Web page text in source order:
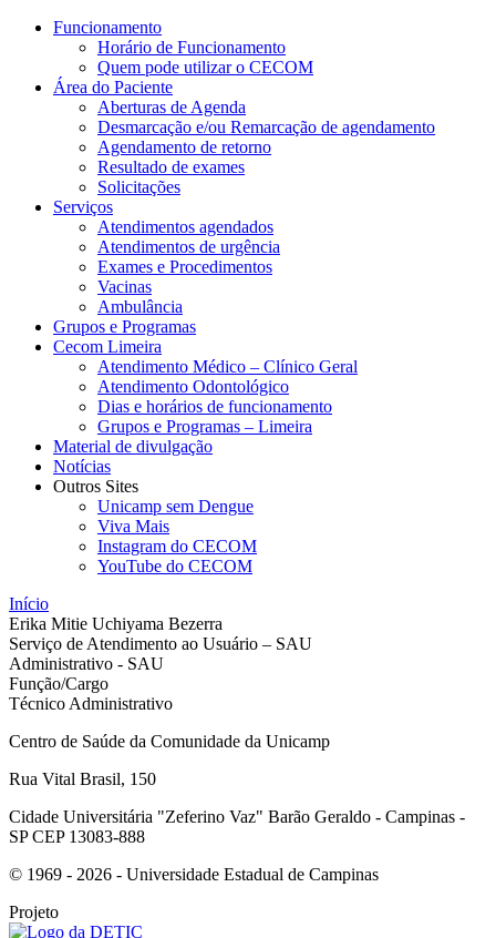
Funcionamento
Horário de Funcionamento
Quem pode utilizar o CECOM
Área do Paciente
Aberturas de Agenda
Desmarcação e/ou Remarcação de agendamento
Agendamento de retorno
Resultado de exames
Solicitações
Serviços
Atendimentos agendados
Atendimentos de urgência
Exames e Procedimentos
Vacinas
Ambulância
Grupos e Programas
Cecom Limeira
Atendimento Médico – Clínico Geral
Atendimento Odontológico
Dias e horários de funcionamento
Grupos e Programas – Limeira
Material de divulgação
Notícias
Outros Sites
Unicamp sem Dengue
Viva Mais
Instagram do CECOM
YouTube do CECOM
Início
Erika Mitie Uchiyama Bezerra
Serviço de Atendimento ao Usuário – SAU
Administrativo - SAU
Função/Cargo
Técnico Administrativo
Centro de Saúde da Comunidade da Unicamp
Rua Vital Brasil, 150
Cidade Universitária "Zeferino Vaz" Barão Geraldo - Campinas -
SP CEP 13083-888
© 1969 - 2026 - Universidade Estadual de Campinas
Projeto